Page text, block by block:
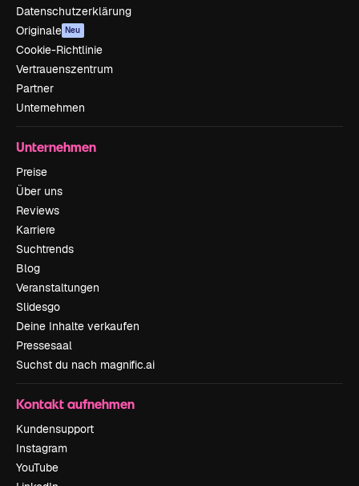
Datenschutzerklärung
Originale Neu
Cookie-Richtlinie
Vertrauenszentrum
Partner
Unternehmen
Unternehmen
Preise
Über uns
Reviews
Karriere
Suchtrends
Blog
Veranstaltungen
Slidesgo
Deine Inhalte verkaufen
Pressesaal
Suchst du nach magnific.ai
Kontakt aufnehmen
Kundensupport
Instagram
YouTube